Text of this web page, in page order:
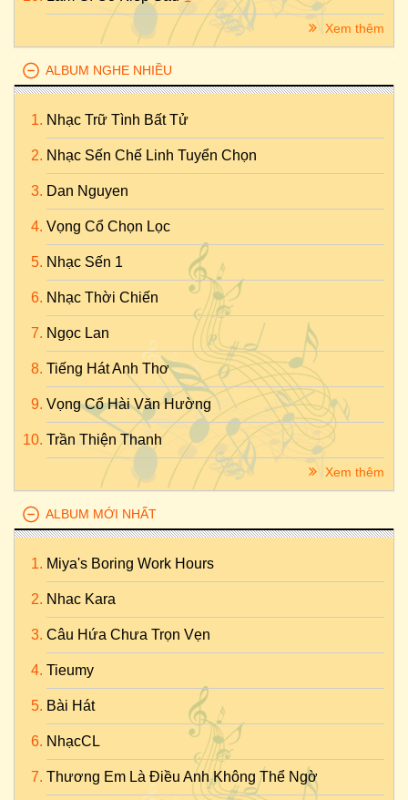
Xem thêm
ALBUM NGHE NHIỀU
Nhạc Trữ Tình Bất Tử
Nhạc Sến Chế Linh Tuyển Chọn
Dan Nguyen
Vọng Cổ Chọn Lọc
Nhạc Sến 1
Nhạc Thời Chiến
Ngọc Lan
Tiếng Hát Anh Thơ
Vọng Cổ Hài Văn Hường
Trần Thiện Thanh
Xem thêm
ALBUM MỚI NHẤT
Miya's Boring Work Hours
Nhac Kara
Câu Hứa Chưa Trọn Vẹn
Tieumy
Bài Hát
NhạcCL
Thương Em Là Điều Anh Không Thể Ngờ